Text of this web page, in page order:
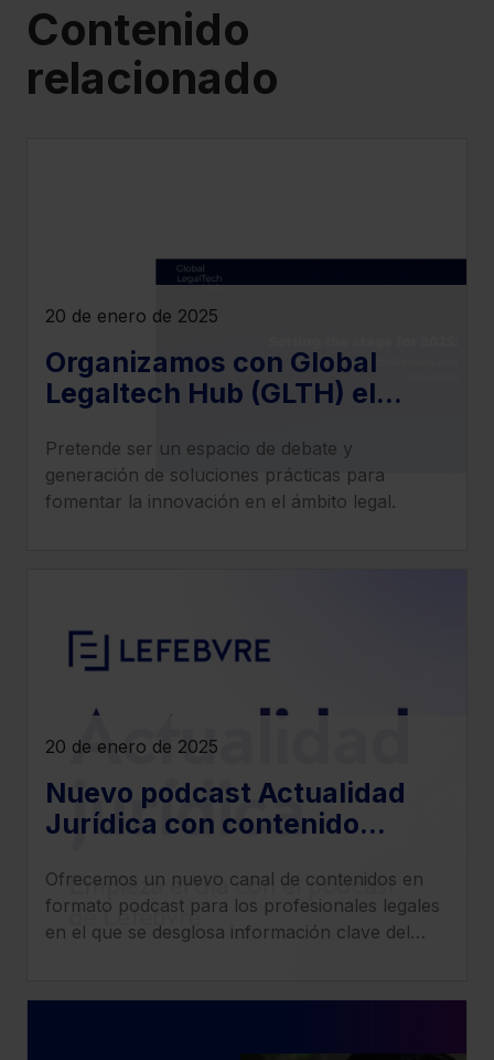
Contenido
relacionado
20 de enero de 2025
Organizamos con Global
Legaltech Hub (GLTH) el
soluciones de la tecnología
jurídica"
Pretende ser un espacio de debate y
generación de soluciones prácticas para
fomentar la innovación en el ámbito legal.
20 de enero de 2025
Nuevo podcast Actualidad
Jurídica con contenido
fiscal, social, civil, penal y
mercantil
Ofrecemos un nuevo canal de contenidos en
formato podcast para los profesionales legales
en el que se desglosa información clave del